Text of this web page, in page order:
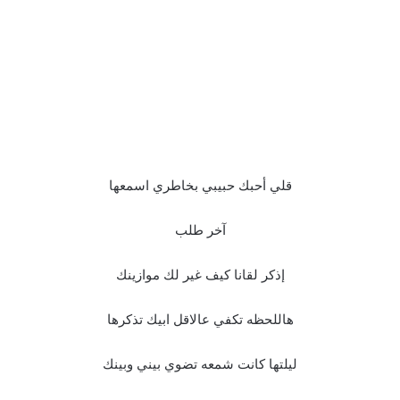
قلي أحبك حبيبي بخاطري اسمعها
آخر طلب
إذكر لقانا كيف غير لك موازينك
هاللحظه تكفي عالاقل ابيك تذكرها
ليلتها كانت شمعه تضوي بيني وبينك